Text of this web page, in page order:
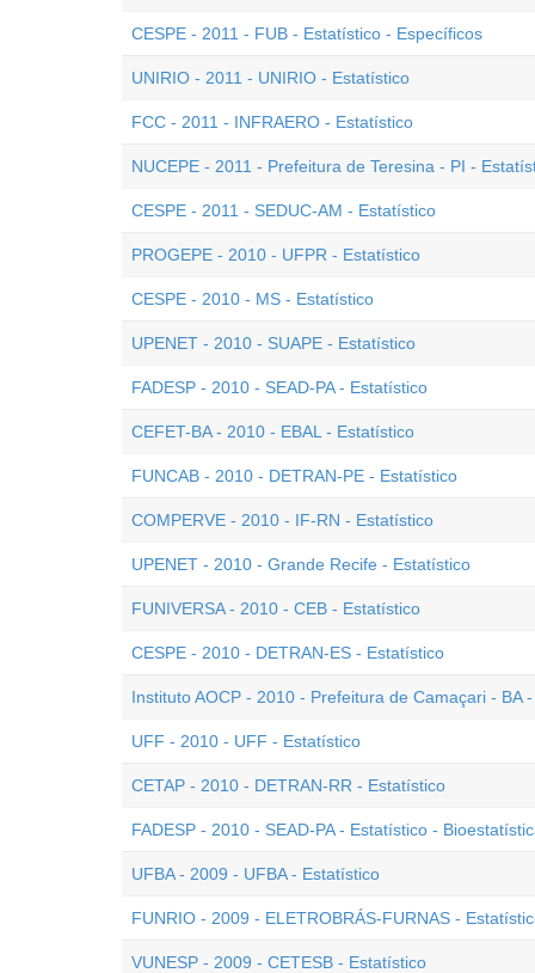
CESPE - 2011 - FUB - Estatístico - Específicos
UNIRIO - 2011 - UNIRIO - Estatístico
FCC - 2011 - INFRAERO - Estatístico
NUCEPE - 2011 - Prefeitura de Teresina - PI -
CESPE - 2011 - SEDUC-AM - Estatístico
PROGEPE - 2010 - UFPR - Estatístico
CESPE - 2010 - MS - Estatístico
UPENET - 2010 - SUAPE - Estatístico
FADESP - 2010 - SEAD-PA - Estatístico
CEFET-BA - 2010 - EBAL - Estatístico
FUNCAB - 2010 - DETRAN-PE - Estatístico
COMPERVE - 2010 - IF-RN - Estatístico
UPENET - 2010 - Grande Recife - Estatístico
FUNIVERSA - 2010 - CEB - Estatístico
CESPE - 2010 - DETRAN-ES - Estatístico
Instituto AOCP - 2010 - Prefeitura de Camaçari - BA
UFF - 2010 - UFF - Estatístico
CETAP - 2010 - DETRAN-RR - Estatístico
FADESP - 2010 - SEAD-PA - Estatístico -
UFBA - 2009 - UFBA - Estatístico
FUNRIO - 2009 - ELETROBRÁS-FURNAS -
VUNESP - 2009 - CETESB - Estatístico